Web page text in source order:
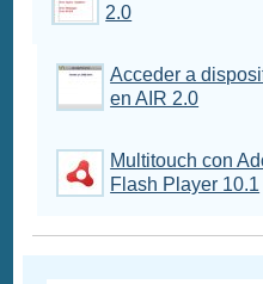
2.0
Acceder a
en AIR 2.0
Multitouch con
Flash Player 10.1